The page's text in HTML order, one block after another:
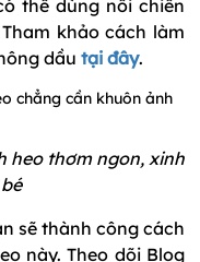
thể dùng nồi chiên
khảo cách làm
dầu tại đây.
heo thơm ngon, xinh
sẽ thành công cách
này. Theo dõi Blog